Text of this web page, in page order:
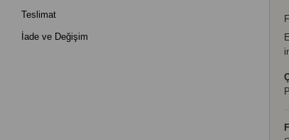
Teslimat
İade ve Değişim